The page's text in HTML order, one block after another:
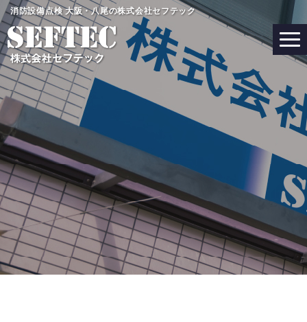
コ
ン
テ
ン
ツ
へ
ス
キ
ッ
プ
消防設備点検 大阪・八尾の株式会社セフテック